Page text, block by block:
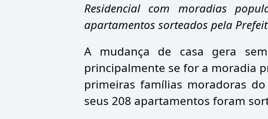
Residencial com moradias
apartamentos sorteados pela
A mudança de casa gera
principalmente se for a moradia
primeiras famílias moradoras
seus 208 apartamentos foram